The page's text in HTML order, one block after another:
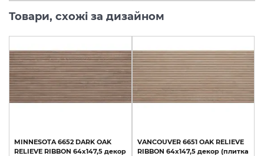
Товари, схожі за дизайном
MINNESOTA 6652 DARK OAK
RELIEVE RIBBON 64x147,5 декор
VANCOUVER 6651 OAK RELIEVE
RIBBON 64x147,5 декор (плитка